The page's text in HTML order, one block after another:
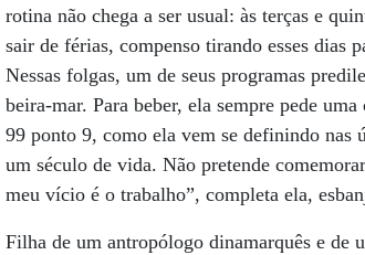
rotina não chega a ser usual: às terças e
sair de férias, compenso tirando esses dias
Nessas folgas, um de seus programas
beira-mar. Para beber, ela sempre pede
99 ponto 9, como ela vem se definindo nas
um século de vida. Não pretende
meu vício é o trabalho”, completa ela,
Filha de um antropólogo dinamarquês e de